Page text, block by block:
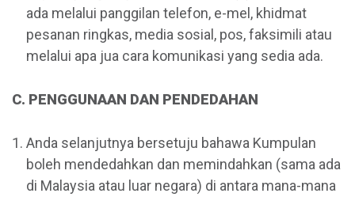
ada melalui panggilan telefon, e-mel, khidmat
pesanan ringkas, media sosial, pos, faksimili atau
melalui apa jua cara komunikasi yang sedia ada.
C. PENGGUNAAN DAN PENDEDAHAN
Anda selanjutnya bersetuju bahawa Kumpulan
boleh mendedahkan dan memindahkan (sama ada
di Malaysia atau luar negara) di antara mana-mana